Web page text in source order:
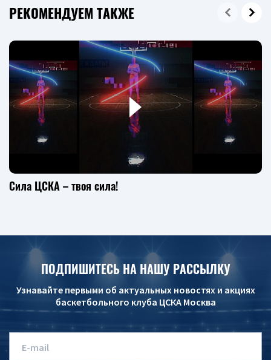
РЕКОМЕНДУЕМ ТАКЖЕ
Сила ЦСКА – твоя сила!
ПОДПИШИТЕСЬ НА НАШУ РАССЫЛКУ
Узнавайте первыми об актуальных новостях и акциях
баскетбольного клуба ЦСКА Москва